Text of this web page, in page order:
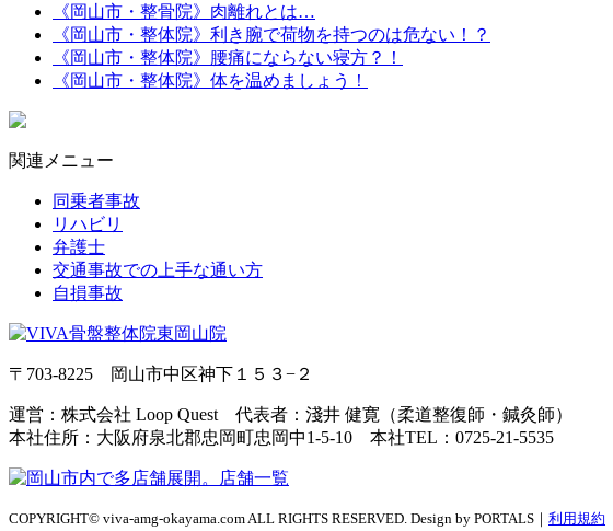
《岡山市・整骨院》肉離れとは…
《岡山市・整体院》利き腕で荷物を持つのは危ない！？
《岡山市・整体院》腰痛にならない寝方？！
《岡山市・整体院》体を温めましょう！
関連メニュー
同乗者事故
リハビリ
弁護士
交通事故での上手な通い方
自損事故
〒703-8225 岡山市中区神下１５３−２
運営：株式会社 Loop Quest 代表者：淺井 健寛（柔道整復師・鍼灸師）
本社住所：大阪府泉北郡忠岡町忠岡中1-5-10 本社TEL：0725-21-5535
COPYRIGHT© viva-amg-okayama.com ALL RIGHTS RESERVED. Design by PORTALS｜ 利用規約